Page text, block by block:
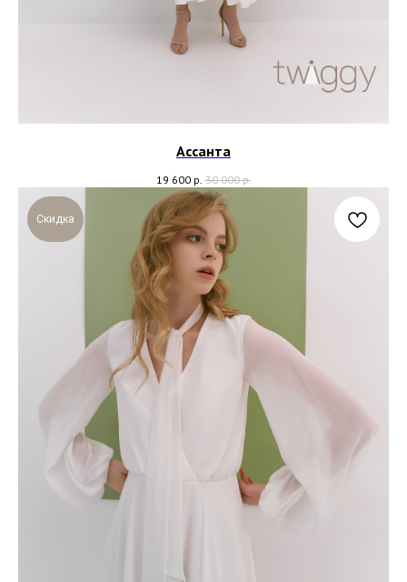
Ассанта
19 600 р. 30 000 р.
Скидка